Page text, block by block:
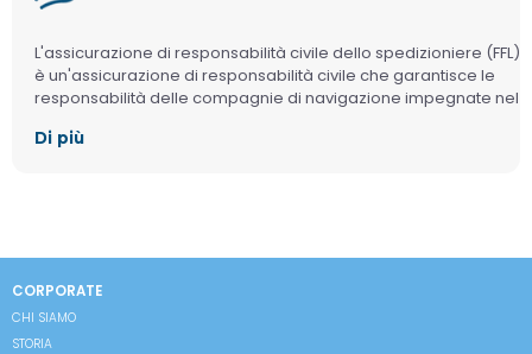
L'assicurazione di responsabilità civile dello spedizioniere (FFL)
è un'assicurazione di responsabilità civile che garantisce le
responsabilità delle compagnie di navigazione impegnate nel
contratti di trasporto merci relativi alla spedizione, al trasporto,
Di più
CORPORATE
CHI SIAMO
STORIA